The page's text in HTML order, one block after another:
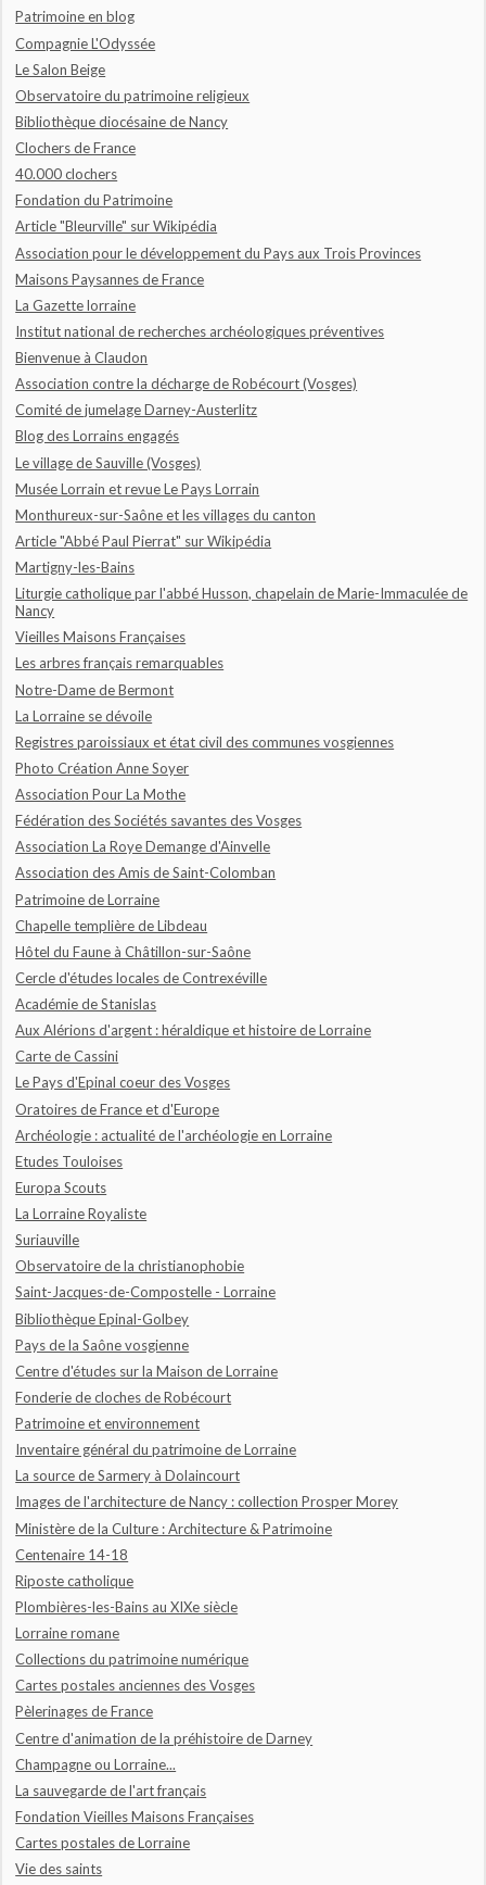
Patrimoine en blog
Compagnie L'Odyssée
Le Salon Beige
Observatoire du patrimoine religieux
Bibliothèque diocésaine de Nancy
Clochers de France
40.000 clochers
Fondation du Patrimoine
Article "Bleurville" sur Wikipédia
Association pour le développement du Pays aux Trois Provinces
Maisons Paysannes de France
La Gazette lorraine
Institut national de recherches archéologiques préventives
Bienvenue à Claudon
Association contre la décharge de Robécourt (Vosges)
Comité de jumelage Darney-Austerlitz
Blog des Lorrains engagés
Le village de Sauville (Vosges)
Musée Lorrain et revue Le Pays Lorrain
Monthureux-sur-Saône et les villages du canton
Article "Abbé Paul Pierrat" sur Wikipédia
Martigny-les-Bains
Liturgie catholique par l'abbé Husson, chapelain de Marie-Immaculée de
Nancy
Vieilles Maisons Françaises
Les arbres français remarquables
Notre-Dame de Bermont
La Lorraine se dévoile
Registres paroissiaux et état civil des communes vosgiennes
Photo Création Anne Soyer
Association Pour La Mothe
Fédération des Sociétés savantes des Vosges
Association La Roye Demange d'Ainvelle
Association des Amis de Saint-Colomban
Patrimoine de Lorraine
Chapelle templière de Libdeau
Hôtel du Faune à Châtillon-sur-Saône
Cercle d'études locales de Contrexéville
Académie de Stanislas
Aux Alérions d'argent : héraldique et histoire de Lorraine
Carte de Cassini
Le Pays d'Epinal coeur des Vosges
Oratoires de France et d'Europe
Archéologie : actualité de l'archéologie en Lorraine
Etudes Touloises
Europa Scouts
La Lorraine Royaliste
Suriauville
Observatoire de la christianophobie
Saint-Jacques-de-Compostelle - Lorraine
Bibliothèque Epinal-Golbey
Pays de la Saône vosgienne
Centre d'études sur la Maison de Lorraine
Fonderie de cloches de Robécourt
Patrimoine et environnement
Inventaire général du patrimoine de Lorraine
La source de Sarmery à Dolaincourt
Images de l'architecture de Nancy : collection Prosper Morey
Ministère de la Culture : Architecture & Patrimoine
Centenaire 14-18
Riposte catholique
Plombières-les-Bains au XIXe siècle
Lorraine romane
Collections du patrimoine numérique
Cartes postales anciennes des Vosges
Pèlerinages de France
Centre d'animation de la préhistoire de Darney
Champagne ou Lorraine...
La sauvegarde de l'art français
Fondation Vieilles Maisons Françaises
Cartes postales de Lorraine
Vie des saints